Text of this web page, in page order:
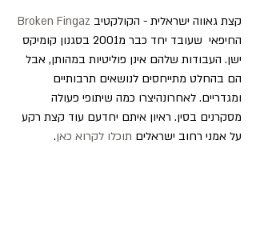
קצת גאווה ישראלית - הקולקטיב
החיפאי  שעובד יחד כבר מ2001 בסגנון קומיקס
ישן. העבודות שלהם אינן פוליטיות במהותן, אבל
הם בהחלט מתייחסים לנושאים תרבותיים
ומגדריים. לאחרונהיצרו כמה שיתופי פעולה
מסקרנים בסין. ראיון איתם יחדעם עוד קצת רקע
על אמני רחוב ישראלים תוכלו לקרוא כאן.